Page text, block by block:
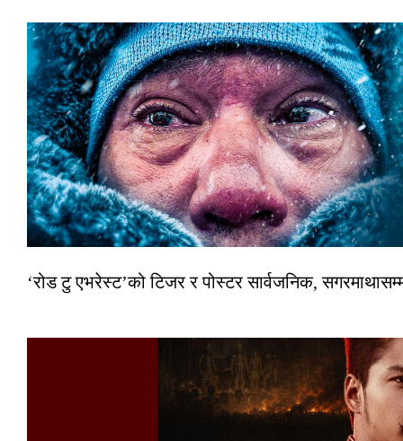
‘रोड टु एभरेस्ट’को टिजर र पोस्टर सार्वजनिक,